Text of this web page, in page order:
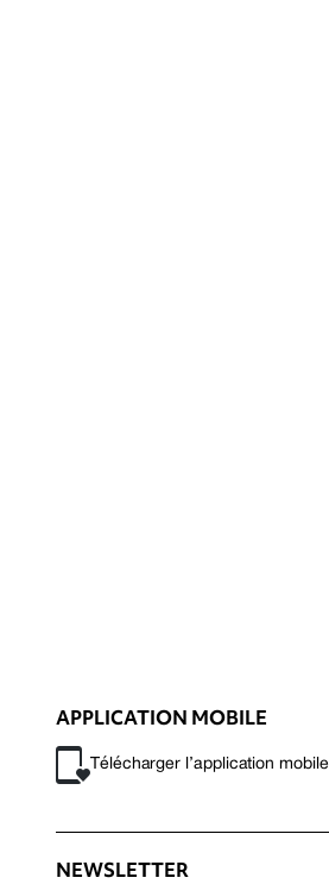
APPLICATION MOBILE
Télécharger l’application mobile
NEWSLETTER